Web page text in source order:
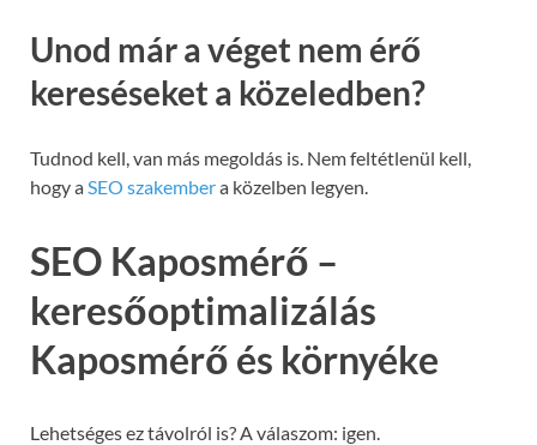
Unod már a véget nem érő
kereséseket a közeledben?
Tudnod kell, van más megoldás is. Nem feltétlenül kell,
hogy aSEO szakembera közelben legyen.
SEO Kaposmérő –
keresőoptimalizálás
Kaposmérő és környéke
Lehetséges ez távolról is? A válaszom: igen.